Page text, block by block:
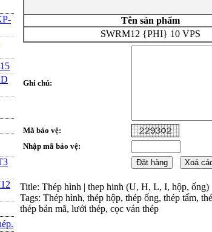
Tên sản phẩm
SWRM12 {PHI} 10 VPS
Ghi chú:
Mã bảo vệ:
Nhập mã bảo vệ:
Title: Thép hình | thep hinh (U, H, L, I, hộp, ống)
Tags: Thép hình, thép hộp, thép ống, thép tấm,
thép bản mã, lưới thép, cọc ván thép